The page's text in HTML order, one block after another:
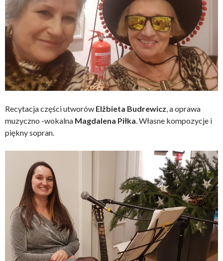
Recytacja części utworów Elżbieta Budrewicz, a oprawa
muzyczno -wokalna Magdalena Piłka. Własne kompozycje i
piękny sopran.